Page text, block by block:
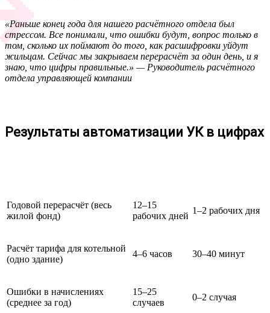
«Раньше конец года для нашего расчётного отдела был
стрессом. Все понимали, что ошибки будут, вопрос только в
том, сколько их поймают до того, как расшифровки уйдут
жильцам. Сейчас мы закрываем перерасчёт за один день, и я
знаю, что цифры правильные.» — Руководитель расчётного
отдела управляющей компании
Результаты автоматизации УК в цифрах
Годовой перерасчёт (весь
жилой фонд)
12–15
рабочих дней
1–2 рабочих дня
Расчёт тарифа для котельной
(одно здание)
4–6 часов 30–40 минут
Ошибки в начислениях
(среднее за год)
15–25
случаев
0–2 случая